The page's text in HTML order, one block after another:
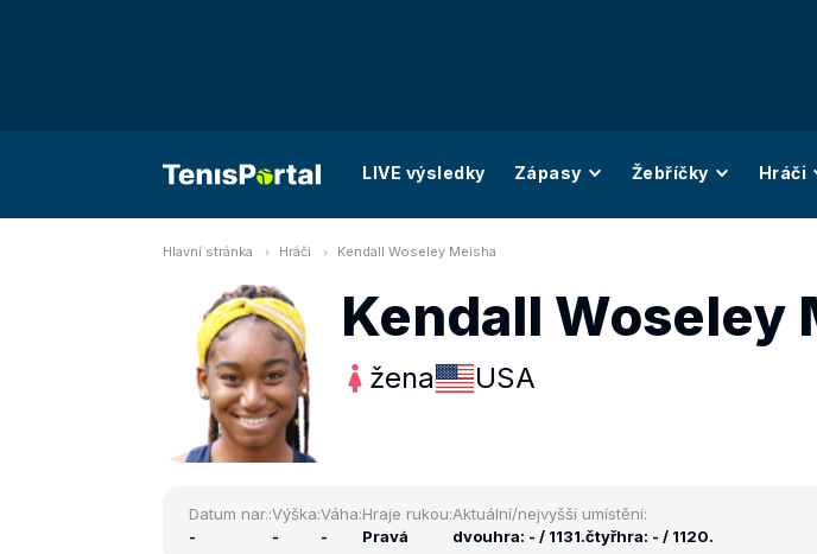
LIVE výsledky Zápasy Žebříčky Hráči
Hlavní stránka Hráči Kendall Woseley Meisha
Kendall Woseley
žena USA
Datum nar.:
-
Výška:
-
Váha:
-
Hraje rukou:
Pravá
Aktuální/nejvyšší umístění:
dvouhra: - / 1131.čtyřhra: - / 1120.